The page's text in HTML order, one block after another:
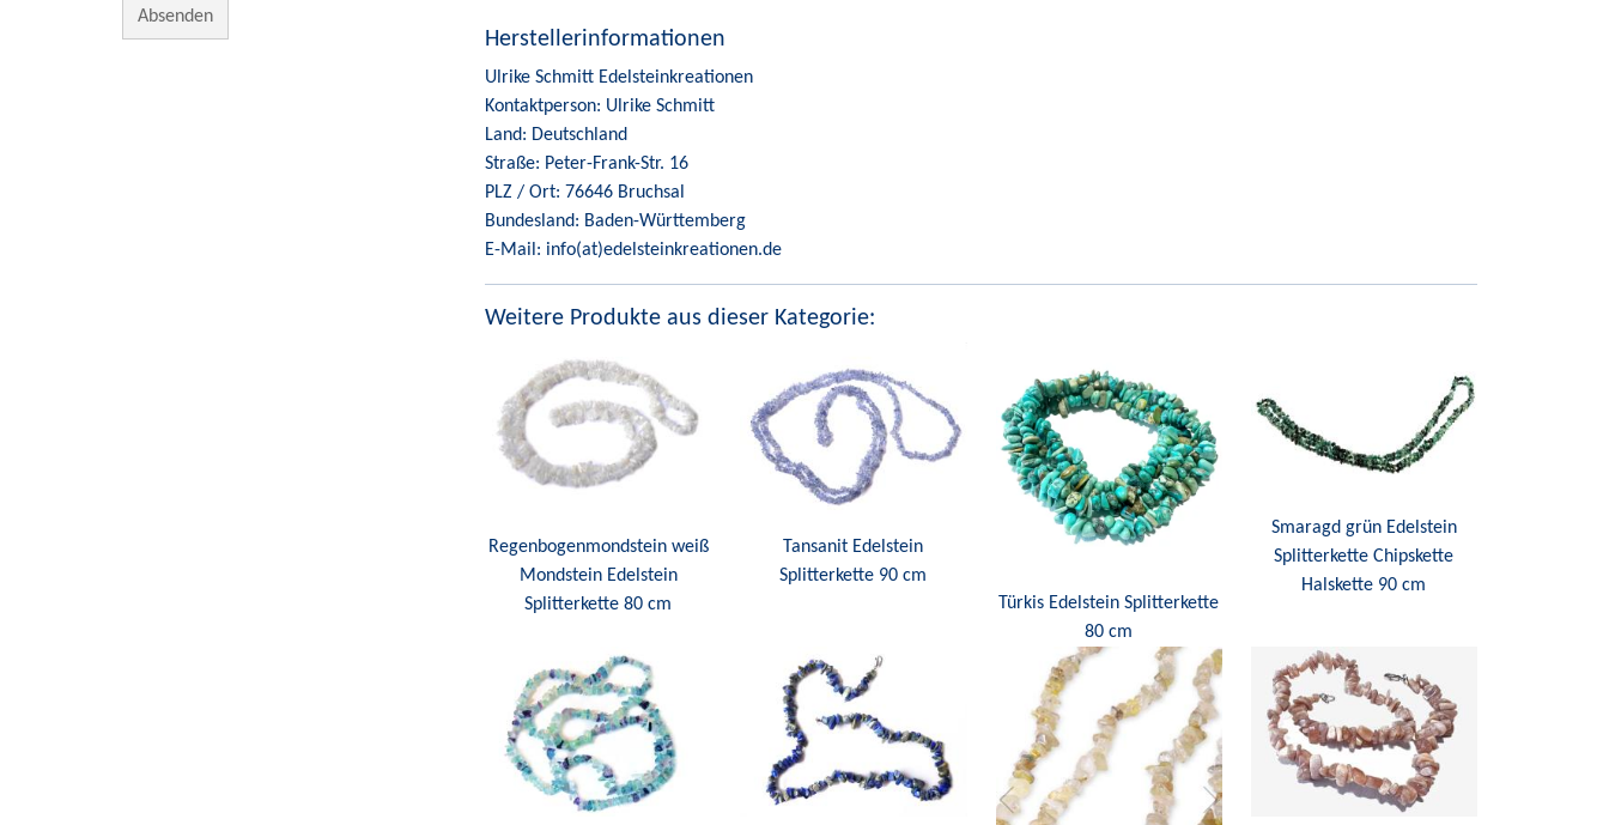
Herstellerinformationen
Ulrike Schmitt Edelsteinkreationen
Kontaktperson: Ulrike Schmitt
Land: Deutschland
Straße: Peter-Frank-Str. 16
PLZ / Ort: 76646 Bruchsal
Bundesland: Baden-Württemberg
E-Mail: info(at)edelsteinkreationen.de
Weitere Produkte aus dieser Kategorie:
Regenbogenmondstein weiß
Mondstein Edelstein
Splitterkette 80 cm
Tansanit Edelstein
Splitterkette 90 cm
Türkis Edelstein Splitterkette
80 cm
Smaragd grün Edelstein
Splitterkette Chipskette
Halskette 90 cm